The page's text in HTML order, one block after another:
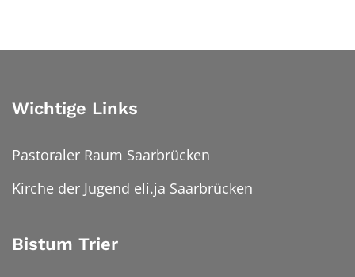
Wichtige Links
Pastoraler Raum Saarbrücken
Kirche der Jugend eli.ja Saarbrücken
Bistum Trier